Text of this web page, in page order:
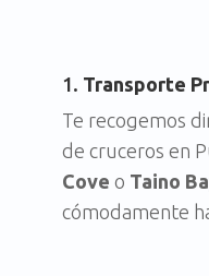
1. Transporte
Te recogemos
de cruceros en
Cove o Taino
cómodamente